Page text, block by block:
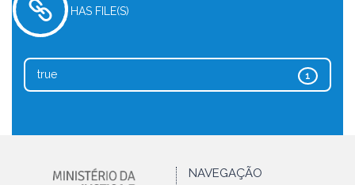
HAS FILE(S)
1
true
NAVEGAÇÃO